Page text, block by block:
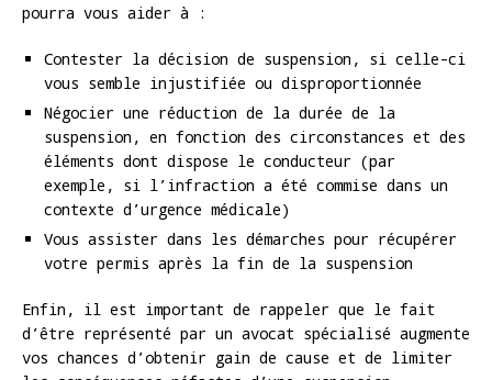
pourra vous aider à :
Contester la décision de suspension, si celle-ci
vous semble injustifiée ou disproportionnée
Négocier une réduction de la durée de la
suspension, en fonction des circonstances et des
éléments dont dispose le conducteur (par
exemple, si l’infraction a été commise dans un
contexte d’urgence médicale)
Vous assister dans les démarches pour récupérer
votre permis après la fin de la suspension
Enfin, il est important de rappeler que le fait
d’être représenté par un avocat spécialisé augmente
vos chances d’obtenir gain de cause et de limiter